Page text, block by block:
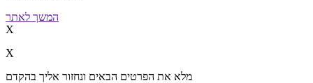
המשך לאתר
X
X
מלא את הפרטים הבאים ונחזור אליך בהקדם